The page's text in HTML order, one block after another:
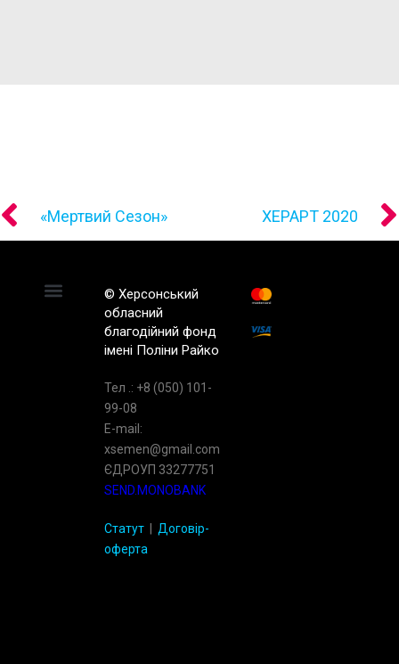
«Мертвий Сезон» ХЕРАРТ 2020
© Херсонський
обласний
благодiйний фонд
імені Поліни Райко
Тел .: +8 (050) 101-
99-08
E-mail:
xsemen@gmail.com
ЄДРОУП 33277751
SEND.MONOBANK
Статут| Договір-
оферта